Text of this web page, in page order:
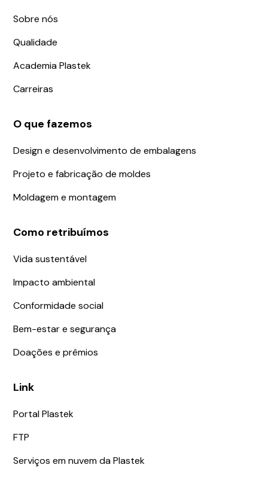
Sobre nós
Qualidade
Academia Plastek
Carreiras
O que fazemos
Design e desenvolvimento de embalagens
Projeto e fabricação de moldes
Moldagem e montagem
Como retribuímos
Vida sustentável
Impacto ambiental
Conformidade social
Bem-estar e segurança
Doações e prêmios
Link
Portal Plastek
FTP
Serviços em nuvem da Plastek